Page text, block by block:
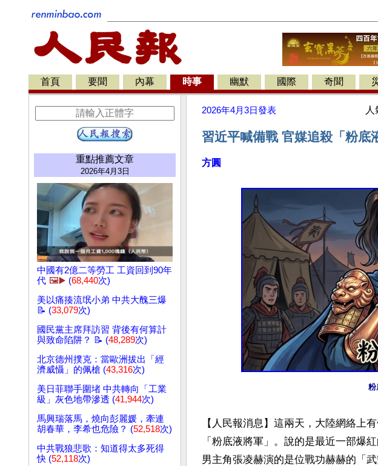
首頁 要聞 內幕 時事 幽默 國際 奇聞
重點推薦文章
2026年4月3日
中國有2億二等勞工 工資回到90年
代 🖼️▶️ (68,440次)
美以痛揍流氓小弟 中共大醜三爆
📝 (33,079次)
國民黨主席拜訪習 背後有何算計
與致命陷阱？ 📝 (48,289次)
北京德州撲克：當歐洲拔出「經
濟威懾」的佩槍 (43,316次)
美日菲聯手圍堵 中共轉向「工業
級」灰色地帶滲透 (41,944次)
馬興瑞落馬，燒向彭麗媛，牽連
胡春華，李希也危險？ (52,518次)
中共戰狼悲歌：知道得太多死得
快 (52,118次)
2026年4月3日發表 人
習近平喊備戰 官媒追殺「粉底
方圓
粉
【人民報消息】這兩天，大陸網絡上
「粉底液將軍」。說的是最近一部爆
男主角張凌赫演的是位戰功赫赫的「